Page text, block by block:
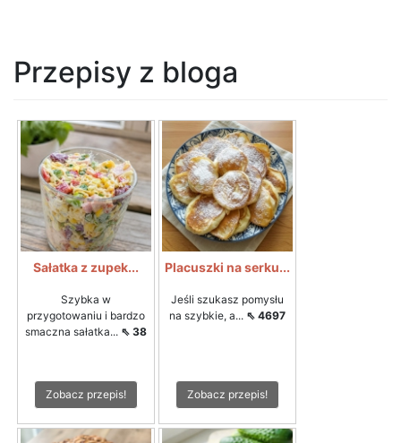
Przepisy z bloga
Sałatka z zupek...
Szybka w
przygotowaniu i bardzo
smaczna sałatka... ⇖ 38
Zobacz przepis!
Placuszki na serku...
Jeśli szukasz pomysłu
na szybkie, a... ⇖ 4697
Zobacz przepis!